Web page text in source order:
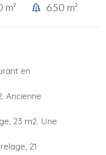
m² 650 m²
en
Ancienne
23 m2. Une
21